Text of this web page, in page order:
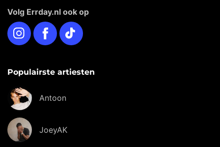
Volg Errday.nl ook op
InstagramFacebookTikTok
Populairste artiesten
Antoon
JoeyAK